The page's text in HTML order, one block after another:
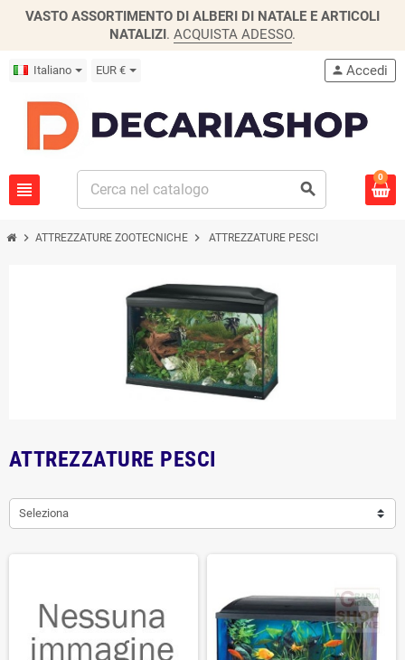
VASTO ASSORTIMENTO DI ALBERI DI NATALE E ARTICOLI
NATALIZI. ACQUISTA ADESSO.
Italiano EUR €
view_headline search
person Accedi
0
chevron_right ATTREZZATURE ZOOTECNICHE chevron_right ATTREZZATURE PESCI
ATTREZZATURE PESCI
Seleziona